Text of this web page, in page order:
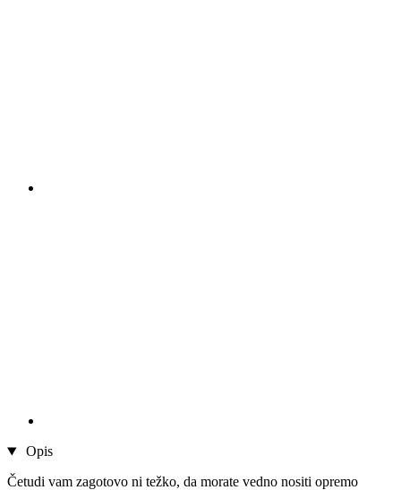
Opis
Četudi vam zagotovo ni težko, da morate vedno nositi opremo